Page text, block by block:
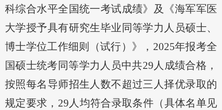
科综合水平全国统一考试成绩》及
《海军军医
大学授予具有研究生毕业同等学力人员硕士、
博士学位工作细则（试行） 》， 2025年报考全
国硕士统考同等学力人员中共29人成绩合格，
按照每名导师招生人数不超过三人择优录取的
规定要求，29人均符合录取条件 （具体名单见